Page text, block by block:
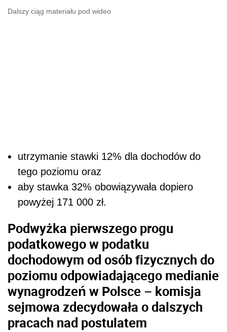
Dalszy ciąg materiału pod wideo
utrzymanie stawki 12% dla dochodów do
tego poziomu oraz
aby stawka 32% obowiązywała dopiero
powyżej 171 000 zł.
Podwyżka pierwszego progu
podatkowego w podatku
dochodowym od osób fizycznych do
poziomu odpowiadającego medianie
wynagrodzeń w Polsce – komisja
sejmowa zdecydowała o dalszych
pracach nad postulatem